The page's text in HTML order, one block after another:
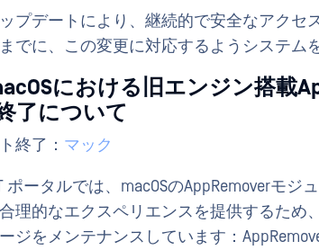
プデートにより、継続的で安全なアクセ
でに、この変更に対応するようシステム
における旧エンジン搭載
了について
終了： マック
ポータルでは、macOSのAppRemoverモ
理的なエクスペリエンスを提供するため
ジをメンテナンスしています：AppRemover